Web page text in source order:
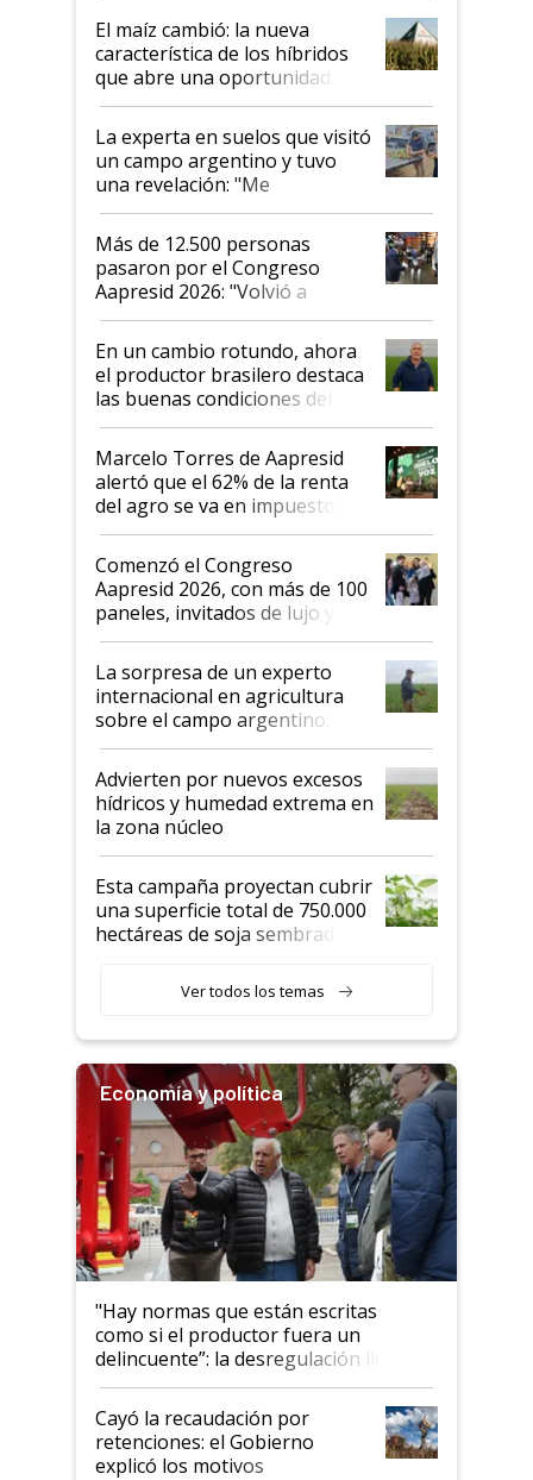
infinitas"
El maíz cambió: la nueva
característica de los híbridos
que abre una oportunidad en
el lote
La experta en suelos que visitó
un campo argentino y tuvo
una revelación: "Me
impresionó mucho"
Más de 12.500 personas
pasaron por el Congreso
Aapresid 2026: "Volvió a
demostrar que hablar del
suelo es hablar de todo el
sistema productivo"
En un cambio rotundo, ahora
el productor brasilero destaca
las buenas condiciones del
agro argentino para invertir:
"Los veo más motivados"
Marcelo Torres de Aapresid
alertó que el 62% de la renta
del agro se va en impuestos:
"No es bueno que en
Argentina se sigan discutiendo
las mismas cosas de hace 50
años"
Comenzó el Congreso
Aapresid 2026, con más de 100
paneles, invitados de lujo y
todas las tendencias
La sorpresa de un experto
internacional en agricultura
sobre el campo argentino:
"Estoy muy impresionado"
Advierten por nuevos excesos
hídricos y humedad extrema en
la zona núcleo
Esta campaña proyectan cubrir
una superficie total de 750.000
hectáreas de soja sembradas
variedades que marcan un
salto tecnológico en genética y
Ver todos los temas
Economía y política
"Hay normas que están escritas
como si el productor fuera un
delincuente”: la desregulación llegó
al Congreso Aapresid y hasta se
habló del financiamiento al IPCVA
Cayó la recaudación por
retenciones: el Gobierno
explicó los motivos